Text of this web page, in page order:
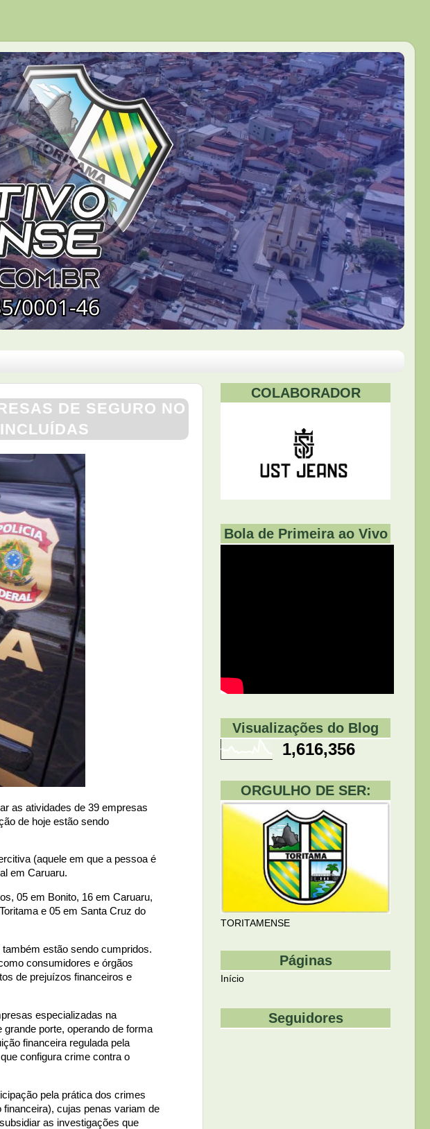
DE SEGURO NO
as atividades de 39 empresas
de hoje estão sendo
(aquele em que a pessoa é
em Caruaru.
05 em Bonito, 16 em Caruaru,
e 05 em Santa Cruz do
estão sendo cumpridos.
consumidores e órgãos
de prejuízos financeiros e
especializadas na
porte, operando de forma
financeira regulada pela
configura crime contra o
pela prática dos crimes
cujas penas variam de
as investigações que
COLABORADOR
Bola de Primeira ao Vivo
Visualizações do Blog
1,616,356
ORGULHO DE SER:
TORITAMENSE
Páginas
Início
Seguidores